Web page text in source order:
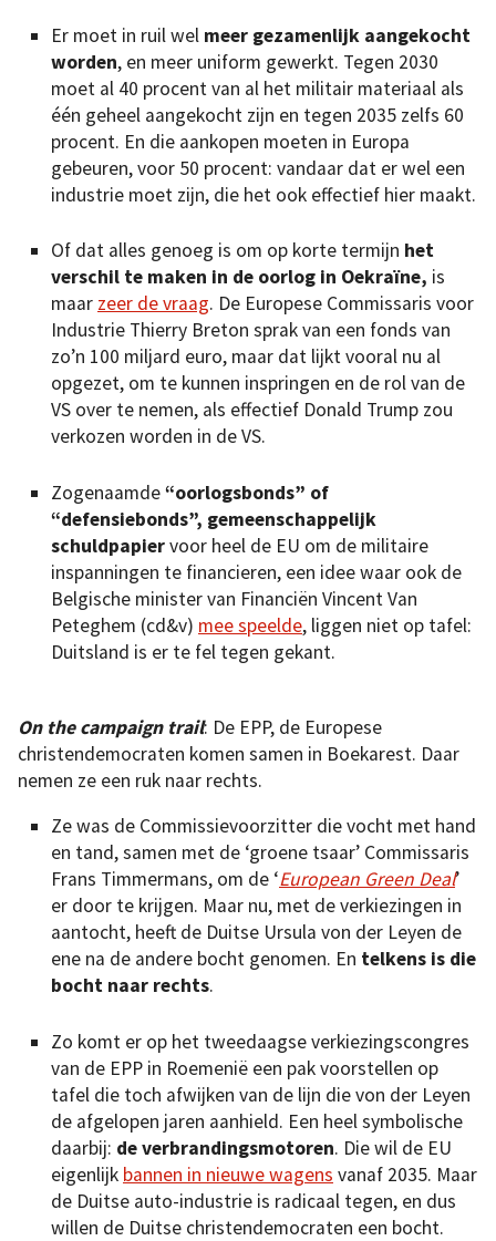
Er moet in ruil wel meer gezamenlijk aangekocht
worden, en meer uniform gewerkt. Tegen 2030
moet al 40 procent van al het militair materiaal als
één geheel aangekocht zijn en tegen 2035 zelfs 60
procent. En die aankopen moeten in Europa
gebeuren, voor 50 procent: vandaar dat er wel een
industrie moet zijn, die het ook effectief hier maakt.
Of dat alles genoeg is om op korte termijn het
verschil te maken in de oorlog in Oekraïne, is
maar zeer de vraag. De Europese Commissaris voor
Industrie Thierry Breton sprak van een fonds van
zo’n 100 miljard euro, maar dat lijkt vooral nu al
opgezet, om te kunnen inspringen en de rol van de
VS over te nemen, als effectief Donald Trump zou
verkozen worden in de VS.
Zogenaamde“oorlogsbonds” of
“defensiebonds”, gemeenschappelijk
schuldpapiervoor heel de EU om de militaire
inspanningen te financieren, een idee waar ook de
Belgische minister van Financiën Vincent Van
Peteghem (cd&v) mee speelde, liggen niet op tafel:
Duitsland is er te fel tegen gekant.
On the campaign trail: De EPP, de Europese
christendemocraten komen samen in Boekarest. Daar
nemen ze een ruk naar rechts.
Ze was de Commissievoorzitter die vocht met hand
en tand, samen met de ‘groene tsaar’ Commissaris
Frans Timmermans, om de ‘European Green Deal’
er door te krijgen. Maar nu, met de verkiezingen in
aantocht, heeft de Duitse Ursula von der Leyen de
ene na de andere bocht genomen. En telkens is die
bocht naar rechts.
Zo komt er op het tweedaagse verkiezingscongres
van de EPP in Roemenië een pak voorstellen op
tafel die toch afwijken van de lijn die von der Leyen
de afgelopen jaren aanhield. Een heel symbolische
daarbij: de verbrandingsmotoren. Die wil de EU
eigenlijk bannen in nieuwe wagens vanaf 2035. Maar
de Duitse auto-industrie is radicaal tegen, en dus
willen de Duitse christendemocraten een bocht.